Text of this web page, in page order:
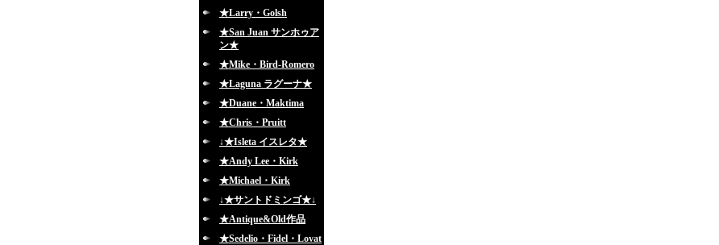
★Larry・Golsh
★San Juan サンホゥア
ン★
★Mike・Bird-Romero
★Laguna ラグーナ★
★Duane・Maktima
★Chris・Pruitt
↓★Isleta イスレタ★
★Andy Lee・Kirk
★Michael・Kirk
↓★サントドミンゴ★↓
★Antique&Old作品
★Sedelio・Fidel・Lovat